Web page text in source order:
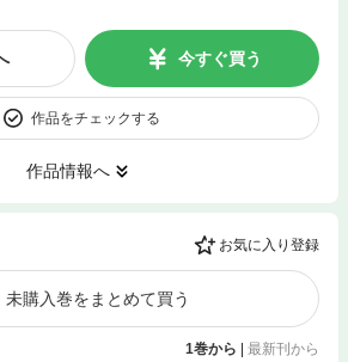
今すぐ買う
作品をチェックする
作品情報へ
お気に入り登録
未購入巻をまとめて買う
1巻から 最新刊から